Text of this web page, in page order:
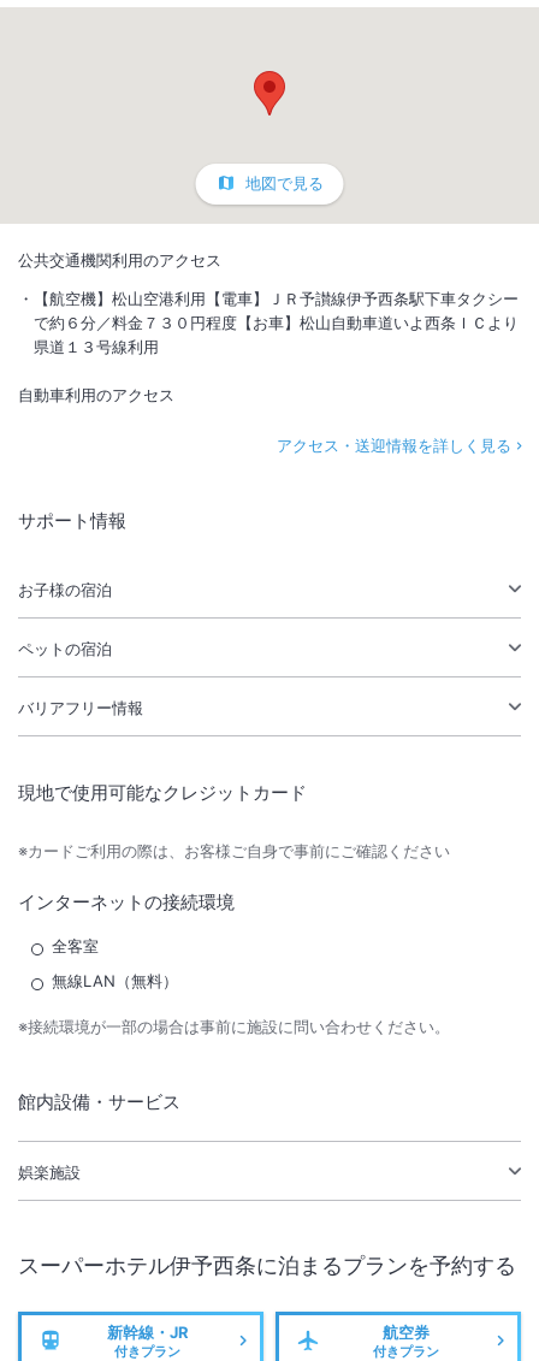
地図で見る
公共交通機関利用のアクセス
【航空機】松山空港利用【電車】ＪＲ予讃線伊予西条駅下車タクシー
で約６分／料金７３０円程度【お車】松山自動車道いよ西条ＩＣより
県道１３号線利用
自動車利用のアクセス
アクセス・送迎情報を詳しく見る
サポート情報
お子様の宿泊
ペットの宿泊
バリアフリー情報
現地で使用可能なクレジットカード
※カードご利用の際は、お客様ご自身で事前にご確認ください
インターネットの接続環境
全客室
無線LAN（無料）
※接続環境が一部の場合は事前に施設に問い合わせください。
館内設備・サービス
娯楽施設
スーパーホテル伊予西条に泊まるプランを予約する
新幹線・JR
付きプラン
航空券
付きプラン